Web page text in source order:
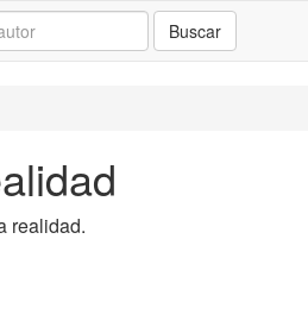
Buscar
realidad.